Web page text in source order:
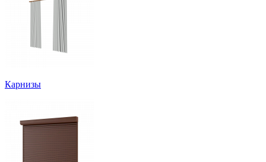
Карнизы